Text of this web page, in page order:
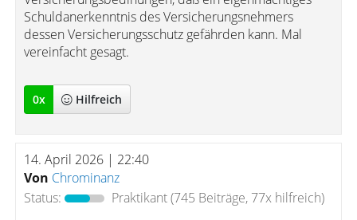
Schuldanerkenntnis des Versicherungsnehmers
dessen Versicherungsschutz gefährden kann. Mal
vereinfacht gesagt.
0x Hilfreich
14. April 2026 | 22:40
Von Chrominanz
Status:
Praktikant(745 Beiträge, 77x hilfreich)